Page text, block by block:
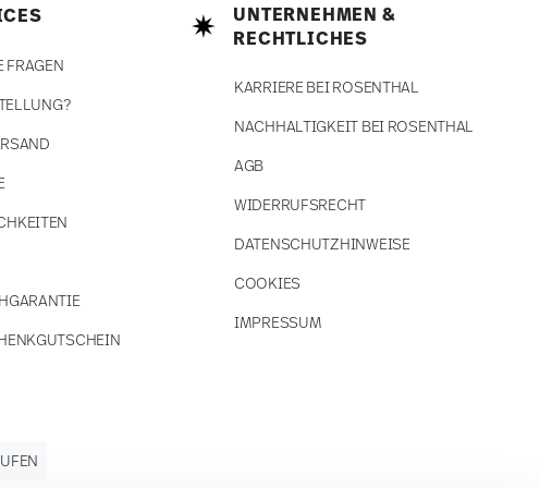
FRAGEN
UNTERNEHMEN &
RECHTLICHES
KARRIERE BEI ROSENTHAL
NACHHALTIGKEIT BEI ROSENTHAL
AGB
WIDERRUFSRECHT
DATENSCHUTZHINWEISE
COOKIES
IMPRESSUM